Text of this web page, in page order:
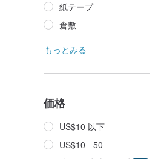
紙テープ
倉敷
もっとみる
価格
US$10 以下
US$10 - 50